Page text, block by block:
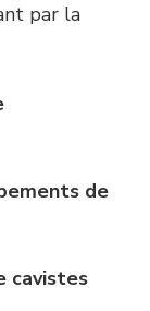
par la
de
cavistes